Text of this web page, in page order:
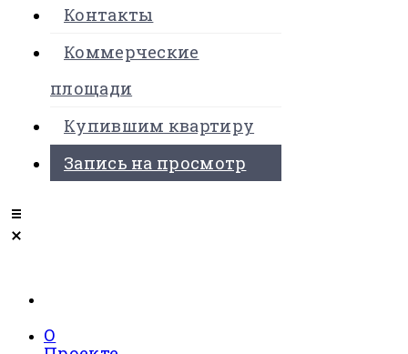
Контакты
Коммерческие
площади
Купившим квартиру
Запись на просмотр
О